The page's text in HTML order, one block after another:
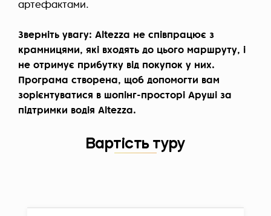
артефактами.
Зверніть увагу: Altezza не співпрацює з
крамницями, які входять до цього маршруту, і
не отримує прибутку від покупок у них.
Програма створена, щоб допомогти вам
зорієнтуватися в шопінг-просторі Аруші за
підтримки водія Altezza.
Вартість туру